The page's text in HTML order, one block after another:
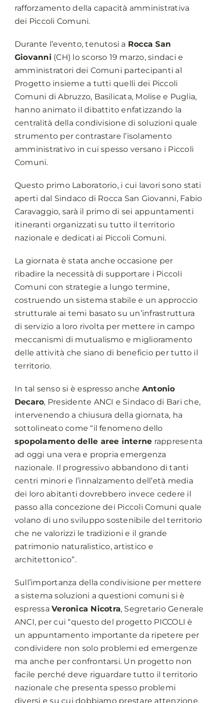
rafforzamento della capacità amministrativa
dei Piccoli Comuni.
Durante l’evento, tenutosi a Rocca San
Giovanni (CH) lo scorso 19 marzo, sindaci e
amministratori dei Comuni partecipanti al
Progetto insieme a tutti quelli dei Piccoli
Comuni di Abruzzo, Basilicata, Molise e Puglia,
hanno animato il dibattito enfatizzando la
centralità della condivisione di soluzioni quale
strumento per contrastare l’isolamento
amministrativo in cui spesso versano i Piccoli
Comuni.
Questo primo Laboratorio, i cui lavori sono stati
aperti dal Sindaco di Rocca San Giovanni, Fabio
Caravaggio, sarà il primo di sei appuntamenti
itineranti organizzati su tutto il territorio
nazionale e dedicati ai Piccoli Comuni.
La giornata è stata anche occasione per
ribadire la necessità di supportare i Piccoli
Comuni con strategie a lungo termine,
costruendo un sistema stabile e un approccio
strutturale ai temi basato su un’infrastruttura
di servizio a loro rivolta per mettere in campo
meccanismi di mutualismo e miglioramento
delle attività che siano di beneficio per tutto il
territorio.
In tal senso si è espresso anche Antonio
Decaro, Presidente ANCI e Sindaco di Bari che,
intervenendo a chiusura della giornata, ha
sottolineato come “il fenomeno dello
spopolamento delle aree interne rappresenta
ad oggi una vera e propria emergenza
nazionale. Il progressivo abbandono di tanti
centri minori e l’innalzamento dell’età media
dei loro abitanti dovrebbero invece cedere il
passo alla concezione dei Piccoli Comuni quale
volano di uno sviluppo sostenibile del territorio
che ne valorizzi le tradizioni e il grande
patrimonio naturalistico, artistico e
architettonico”.
Sull’importanza della condivisione per mettere
a sistema soluzioni a questioni comuni si è
espressaVeronica Nicotra, Segretario Generale
ANCI, per cui “questo del progetto PICCOLI è
un appuntamento importante da ripetere per
condividere non solo problemi ed emergenze
ma anche per confrontarsi. Un progetto non
facile perché deve riguardare tutto il territorio
nazionale che presenta spesso problemi
diversi e su cui dobbiamo prestare attenzione.